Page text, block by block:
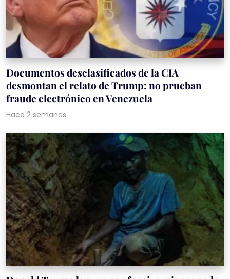
Documentos desclasificados de la CIA
desmontan el relato de Trump: no prueban
fraude electrónico en Venezuela
Hace 2 semanas